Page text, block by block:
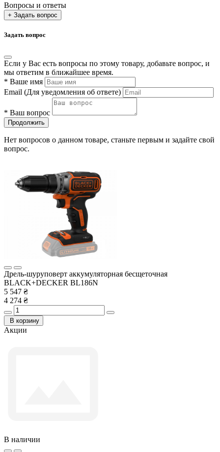
Вопросы и ответы
+ Задать вопрос
Задать вопрос
Если у Вас есть вопросы по этому товару, добавьте вопрос, и
мы ответим в ближайшее время.
* Ваше имя
Email (Для уведомления об ответе)
* Ваш вопрос
Продолжить
Нет вопросов о данном товаре, станьте первым и задайте свой
вопрос.
Дрель-шуруповерт аккумуляторная бесщеточная
BLACK+DECKER BL186N
5 547 ₴
4 274 ₴
В корзину
Акции
В наличии